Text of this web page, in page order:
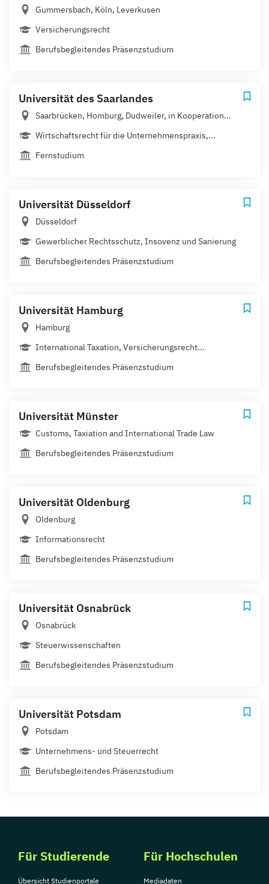
Gummersbach, Köln, Leverkusen
Versicherungsrecht
Berufsbegleitendes Präsenzstudium
Universität des Saarlandes
Saarbrücken, Homburg, Dudweiler, in Kooperation...
Wirtschaftsrecht für die Unternehmenspraxis,...
Fernstudium
Universität Düsseldorf
Düsseldorf
Gewerblicher Rechtsschutz, Insovenz und Sanierung
Berufsbegleitendes Präsenzstudium
Universität Hamburg
Hamburg
International Taxation, Versicherungsrecht...
Berufsbegleitendes Präsenzstudium
Universität Münster
Customs, Taxiation and International Trade Law
Berufsbegleitendes Präsenzstudium
Universität Oldenburg
Oldenburg
Informationsrecht
Berufsbegleitendes Präsenzstudium
Universität Osnabrück
Osnabrück
Steuerwissenschaften
Berufsbegleitendes Präsenzstudium
Universität Potsdam
Potsdam
Unternehmens- und Steuerrecht
Berufsbegleitendes Präsenzstudium
Für Studierende
Übersicht Studienportale
Für Hochschulen
Mediadaten